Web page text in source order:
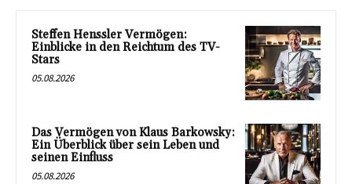
Steffen Henssler Vermögen:
Einblicke in den Reichtum des TV-
Stars
05.08.2026
Das Vermögen von Klaus Barkowsky:
Ein Überblick über sein Leben und
seinen Einfluss
05.08.2026